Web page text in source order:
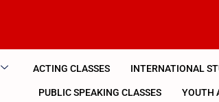
ACTING CLASSES INTERNATIONAL
PUBLIC SPEAKING CLASSES YOUTH